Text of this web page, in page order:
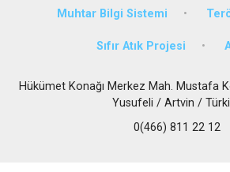
Muhtar Bilgi Sistemi
Sıfır Atık Projesi
Hükümet Konağı Merkez Mah. Mustafa
Yusufeli / Artvin /
0(466) 811 22 12